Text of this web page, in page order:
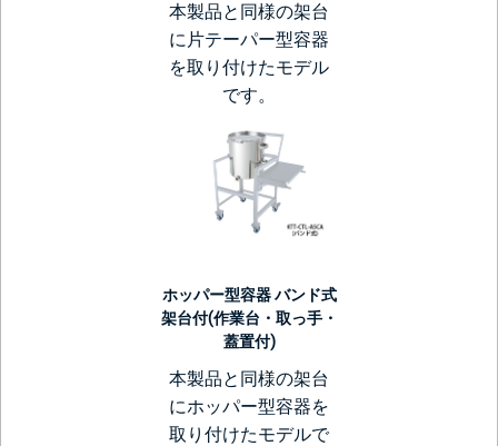
本製品と同様の架台
に片テーパー型容器
を取り付けたモデル
です。
ホッパー型容器 バンド式
架台付(作業台・取っ手・
蓋置付)
本製品と同様の架台
にホッパー型容器を
取り付けたモデルで